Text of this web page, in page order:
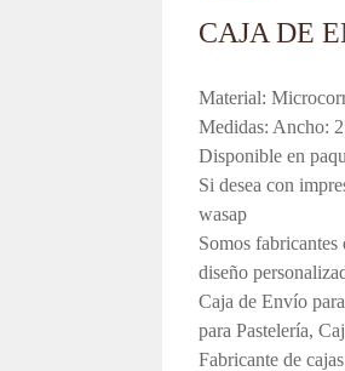
CAJA DE
Material:
Medidas: Ancho:
Disponible en
Si desea con
wasap
Somos
diseño
Caja de Envío
para Pastelería,
Fabricante de